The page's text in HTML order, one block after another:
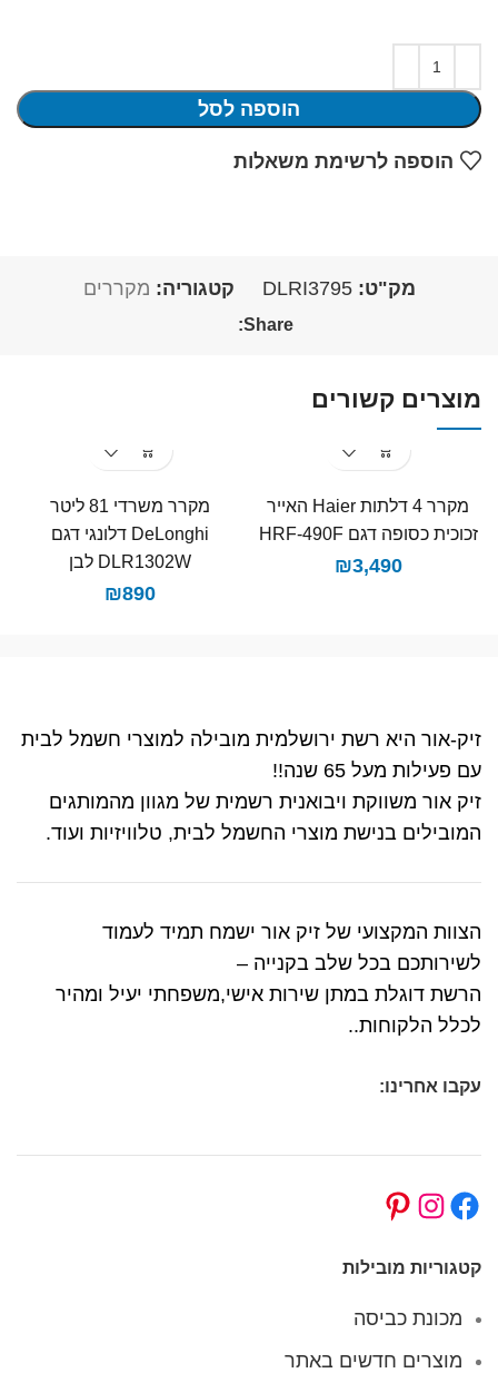
הוספה לסל
הוספה לרשימת משאלות
מק"ט:DLRI3795 קטגוריה: מקררים
Share:
מוצרים קשורים
מקרר 4 דלתות Haier האייר
זכוכית כסופה דגם HRF-490F
₪3,490
מקרר משרדי 81 ליטר
DeLonghi דלונגי דגם
DLR1302W לבן
₪890
זיק-אור היא רשת ירושלמית מובילה למוצרי חשמל לבית
עם פעילות מעל 65 שנה!!
זיק אור משווקת ויבואנית רשמית של מגוון מהמותגים
המובילים בנישת מוצרי החשמל לבית, טלוויזיות ועוד.
הצוות המקצועי של זיק אור ישמח תמיד לעמוד
לשירותכם בכל שלב בקנייה –
הרשת דוגלת במתן שירות אישי,משפחתי יעיל ומהיר
לכלל הלקוחות..
עקבו אחרינו:
קטגוריות מובילות
מכונת כביסה
מוצרים חדשים באתר